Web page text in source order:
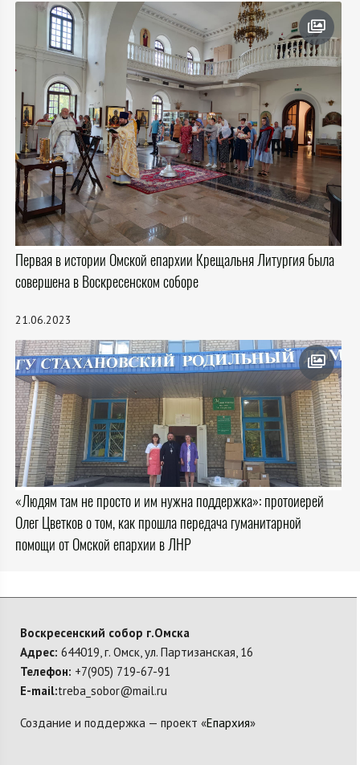
Первая в истории Омской епархии Крещальня Литургия была
совершена в Воскресенском соборе
21.06.2023
«Людям там не просто и им нужна поддержка»: протоиерей
Олег Цветков о том, как прошла передача гуманитарной
помощи от Омской епархии в ЛНР
Воскресенский собор г.Омска
Адрес: 644019, г. Омск, ул. Партизанская, 16
Телефон: +7(905) 719-67-91
E-mail:treba_sobor@mail.ru
Создание и поддержка — проект «Епархия»